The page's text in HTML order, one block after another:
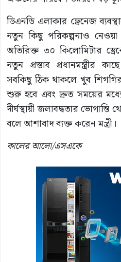
ডিএনডি এলাকার ড্রেনেজ
নতুন কিছু পরিকল্পনাও
অতিরিক্ত ৩০ কিলোমিটার
নতুন প্রস্তাব প্রধানমন্ত্রীর
সবকিছু ঠিক থাকলে খুব
শুরু হবে এবং দ্রুত সময়ের
দীর্ঘস্থায়ী জলাবদ্ধতার
বলে আশাবাদ ব্যক্ত করেন মন্ত্রী।
কালের আলো/এসএকে